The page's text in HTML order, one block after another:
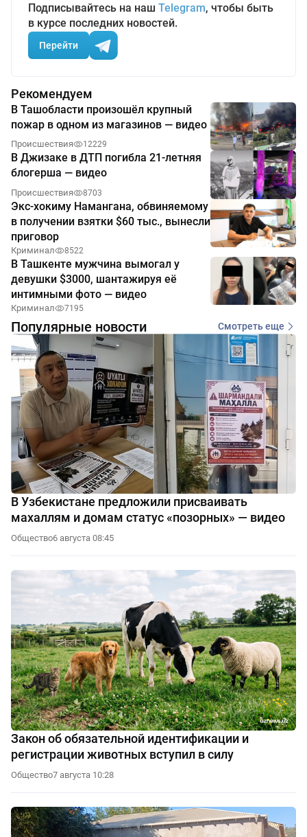
Подписывайтесь на наш Telegram, чтобы быть
в курсе последних новостей.
Перейти
Рекомендуем
В Ташобласти произошёл крупный
пожар в одном из магазинов — видео
Происшествия 12229
В Джизаке в ДТП погибла 21-летняя
блогерша — видео
Происшествия 8703
Экс-хокиму Намангана, обвиняемому
в получении взятки $60 тыс., вынесли
приговор
Криминал 8522
В Ташкенте мужчина вымогал у
девушки $3000, шантажируя её
интимными фото — видео
Криминал 7195
Популярные новости Смотреть еще
В Узбекистане предложили присваивать
махаллям и домам статус «позорных» — видео
Общество6 августа 08:45
Закон об обязательной идентификации и
регистрации животных вступил в силу
Общество7 августа 10:28